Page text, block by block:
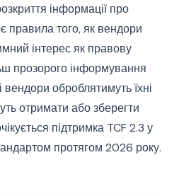
інформації про
правила того, як вендори
інтерес як правову
прозорого інформування
вендори оброблятимуть їхні
отримати або зберегти
підтримка TCF 2.3 у
протягом 2026 року.